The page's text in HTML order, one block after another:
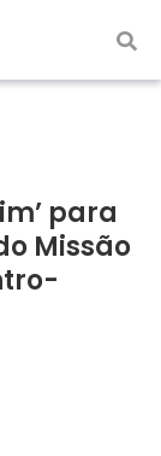
para
Missão